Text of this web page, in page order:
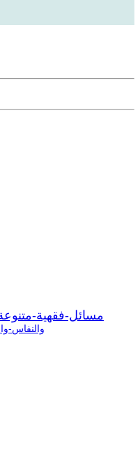
مسائل-فقهية-
والنفاس-